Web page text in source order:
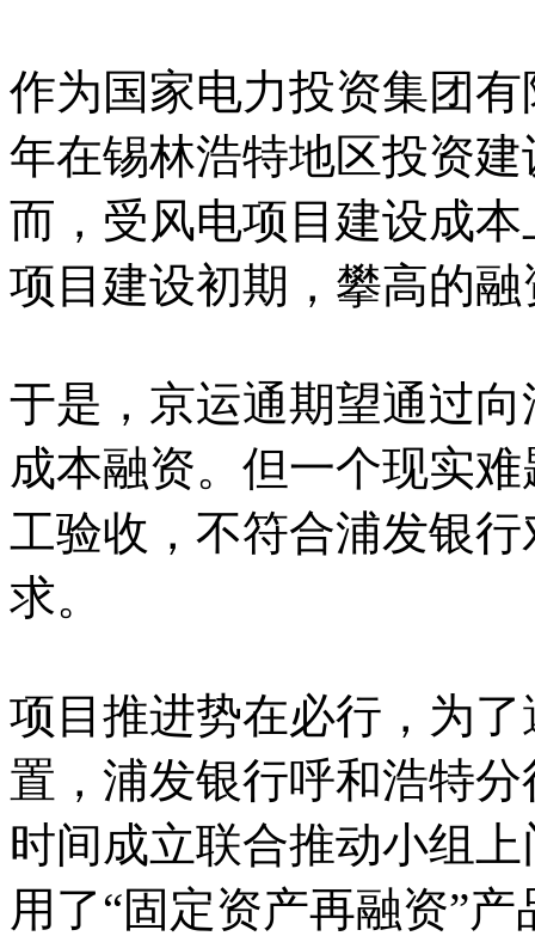
作为国家电力投资集团
年在锡林浩特地区投资
而，受风电项目建设成
项目建设初期，攀高的
于是，京运通期望通过
成本融资。但一个现实
工验收，不符合浦发银
求。
项目推进势在必行，为
置，浦发银行呼和浩特
时间成立联合推动小组
用了“固定资产再融资”